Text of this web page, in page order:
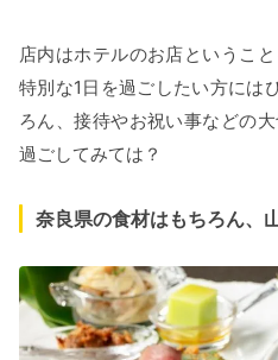
店内はホテルのお店というこ
特別な1日を過ごしたい方には
ろん、接待やお祝い事などの
過ごしてみては？
奈良県の食材はもちろん、